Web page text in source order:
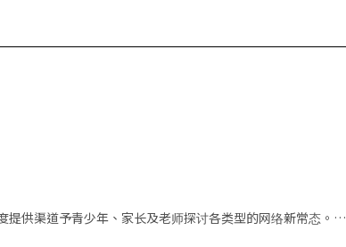
提供渠道予青少年、家长及老师探讨各类型的网络新常态。…